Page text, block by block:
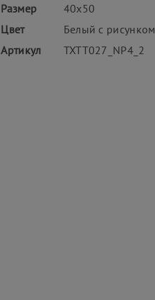
Размер
40х50
Цвет
Белый с рисунком
Артикул
TXTT027_NP4_2